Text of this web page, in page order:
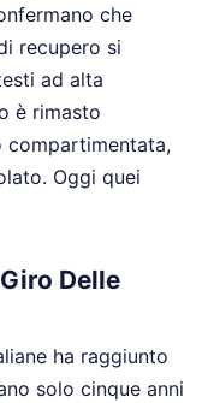
che
recupero si
ad alta
è rimasto
compartimentata,
Oggi quei
Delle
ha raggiunto
solo cinque anni